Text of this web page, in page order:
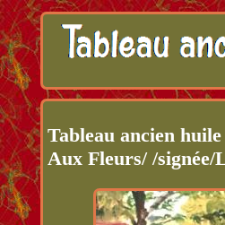
Tableau ancien
Aux Fleurs/ /signée/